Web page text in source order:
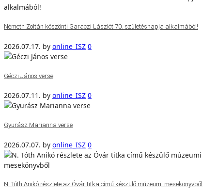
Németh Zoltán köszönti Garaczi Lászlót 70. születésnapja alkalmából!
2026.07.17. by online_ISZ 0
Géczi János verse
2026.07.11. by online_ISZ 0
Gyurász Marianna verse
2026.07.07. by online_ISZ 0
N. Tóth Anikó részlete az Óvár titka című készülő múzeumi mesekönyvből